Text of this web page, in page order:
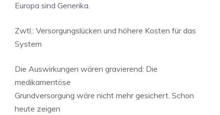
Europa sind Generika.
Zwtl.: Versorgungslücken und höhere Kosten für das
System
Die Auswirkungen wären gravierend: Die
medikamentöse
Grundversorgung wäre nicht mehr gesichert. Schon
heute zeigen